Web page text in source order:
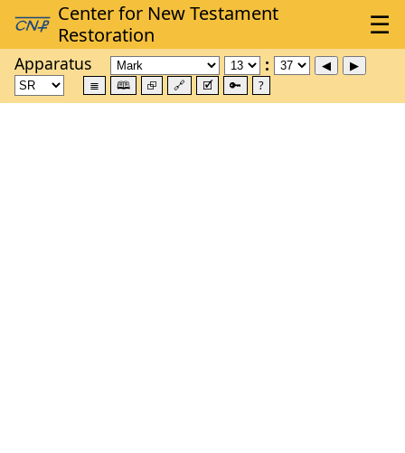
Apparatus
≣ 🕮 ⮺ 🔗 🗹 🔑 ?